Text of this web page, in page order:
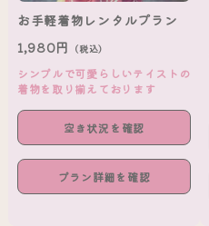
お手軽着物レンタルプラン
1,980円 （税込）
シンプルで可愛らしいテイストの
着物を取り揃えております
空き状況を確認
プラン詳細を確認